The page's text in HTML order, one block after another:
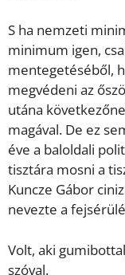
S ha nemzeti
minimum igen,
mentegetéséből,
megvédeni az
utána
magával. De ez
éve a baloldali
tisztára mosni a
Kuncze Gábor
nevezte a
Volt, aki
szóval.